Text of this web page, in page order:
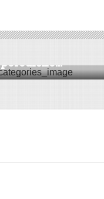
CRNA HRONIKA
porodično...